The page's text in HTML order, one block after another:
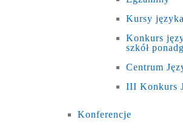
Kursy
Konkurs
szkół
Centrum
III Konkurs
Konferencje